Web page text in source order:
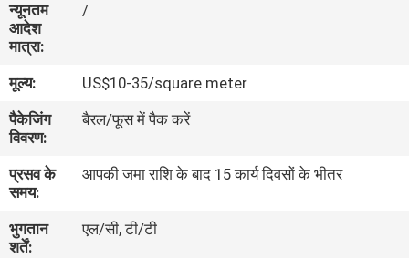
गुणवत्ता
नियंत्रण
संपर्क
करें
एक
उद्धरण
न्यूनतम
आदेश
मात्रा:
/
मूल्य:
US$10-35/square meter
पैकेजिंग
विवरण:
बैरल/फूस में पैक करें
प्रसव के
समय:
आपकी जमा राशि के बाद 15 कार्य दिवसों के भीतर
भुगतान
शर्तें:
एल/सी, टी/टी